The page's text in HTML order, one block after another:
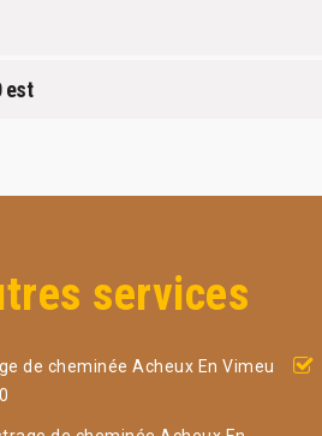
est
services
de cheminée Acheux En Vimeu